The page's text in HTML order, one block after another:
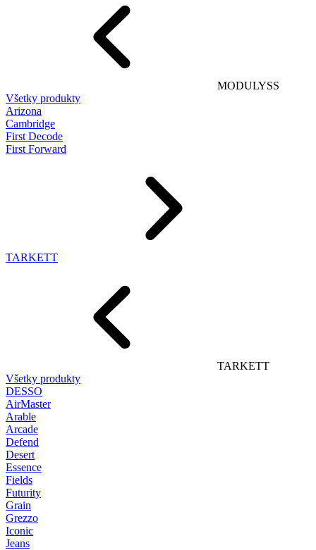
MODULYSS
Všetky produkty
Arizona
Cambridge
First Decode
First Forward
TARKETT
TARKETT
Všetky produkty
DESSO
AirMaster
Arable
Arcade
Defend
Desert
Essence
Fields
Futurity
Grain
Grezzo
Iconic
Jeans